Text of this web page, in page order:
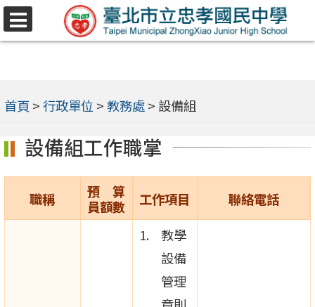
跳
至
內
選
首頁 > 行政單位 >教務處> 設備組
設備組工作職掌
職稱
預 算
員額數
工作項目 聯絡電話
教學
設備
管理